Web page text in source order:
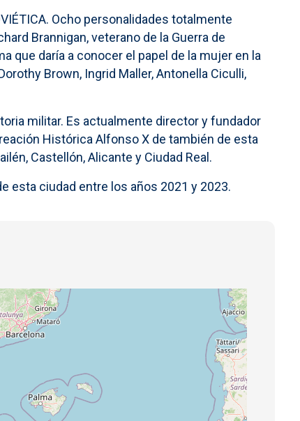
Ocho personalidades totalmente
Brannigan, veterano de la Guerra de
que daría a conocer el papel de la mujer en la
Brown, Ingrid Maller, Antonella Ciculli,
militar. Es actualmente director y fundador
Histórica Alfonso X de también de esta
Castellón, Alicante y Ciudad Real.
esta ciudad entre los años 2021 y 2023.